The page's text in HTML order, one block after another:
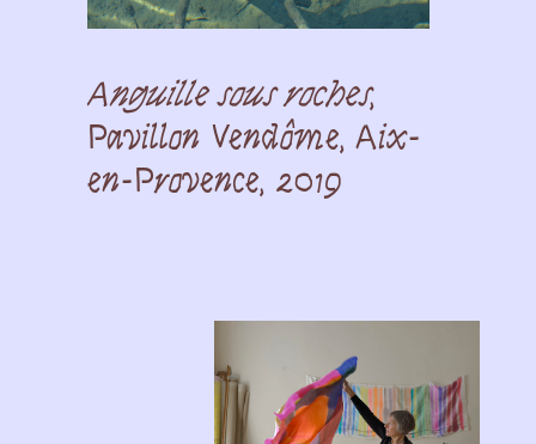
Anguille sous roches,
Pavillon Vendôme, Aix-
en-Provence, 2019